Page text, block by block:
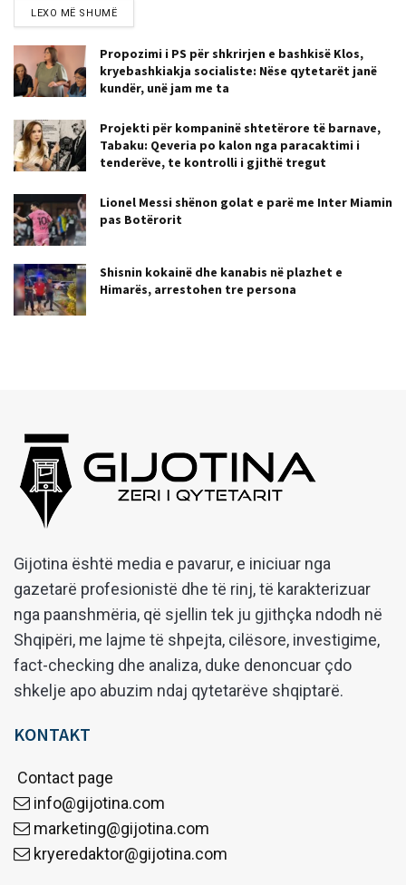
LEXO MË SHUMË
Propozimi i PS për shkrirjen e bashkisë Klos,
kryebashkiakja socialiste: Nëse qytetarët janë
kundër, unë jam me ta
Projekti për kompaninë shtetërore të barnave,
Tabaku: Qeveria po kalon nga paracaktimi i
tenderëve, te kontrolli i gjithë tregut
Lionel Messi shënon golat e parë me Inter Miamin
pas Botërorit
Shisnin kokainë dhe kanabis në plazhet e
Himarës, arrestohen tre persona
Gijotina është media e pavarur, e iniciuar nga
gazetarë profesionistë dhe të rinj, të karakterizuar
nga paanshmëria, që sjellin tek ju gjithçka ndodh në
Shqipëri, me lajme të shpejta, cilësore, investigime,
fact-checking dhe analiza, duke denoncuar çdo
shkelje apo abuzim ndaj qytetarëve shqiptarë.
KONTAKT
Contact page
info@gijotina.com
marketing@gijotina.com
kryeredaktor@gijotina.com